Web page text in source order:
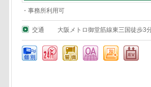
・事務所利用可
交通 大阪メトロ御堂筋線東三国徒歩3